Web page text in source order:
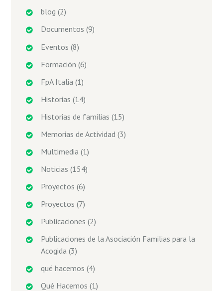
blog (2)
Documentos (9)
Eventos (8)
Formación (6)
FpA Italia (1)
Historias (14)
Historias de familias (15)
Memorias de Actividad (3)
Multimedia (1)
Noticias (154)
Proyectos (6)
Proyectos (7)
Publicaciones (2)
Publicaciones de la Asociación Familias para la
Acogida (3)
qué hacemos (4)
Qué Hacemos (1)